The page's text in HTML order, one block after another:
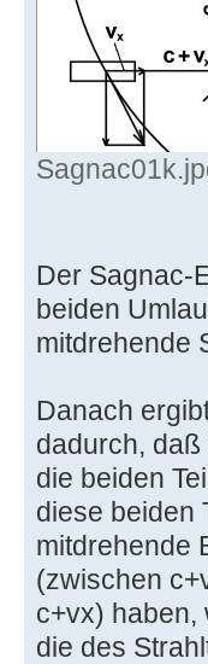
Der Sagnac-
beiden
mitdrehende
Danach
dadurch,
die beiden
diese beiden
mitdrehende
(zwischen
c+vx) haben,
die des